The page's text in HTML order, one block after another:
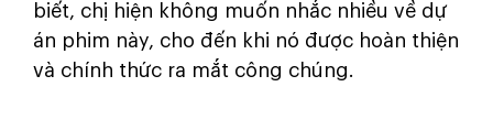
biết, chị hiện không muốn nhắc nhiều về dự
án phim này, cho đến khi nó được hoàn thiện
và chính thức ra mắt công chúng.